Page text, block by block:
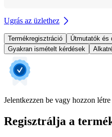
Ugrás az üzlethez
Termékregisztráció
Útmutatók és
Gyakran ismételt kérdések
Jelentkezzen be vagy hozzon
Regisztrálja a